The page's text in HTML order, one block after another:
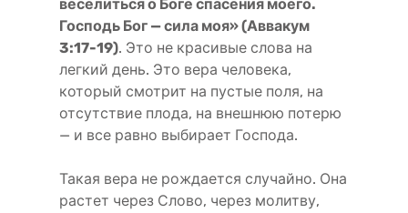
веселиться о Боге спасения моего.
Господь Бог — сила моя» (Аввакум
3:17-19). Это не красивые слова на
легкий день. Это вера человека,
который смотрит на пустые поля, на
отсутствие плода, на внешнюю потерю
— и все равно выбирает Господа.
Такая вера не рождается случайно. Она
растет через Слово, через молитву,